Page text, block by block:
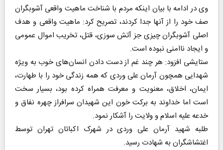
وی در ادامه با بیان اینکه مردم با شناخت ماهیت واقعی آشوبگران
صف خود را از آنها جدا کردند، تصریح کرد: ماهیت واقعی و هدف
اصلی آشوبگران چیزی جز آتش سوزی، قتل، تخریب اموال عمومی
و ایجاد ناامنی نبوده است.
ستایشی افزود: هر چند غم از دست دادن انسان‌های خوب به ویژه
شهدایی همچون آرمان علی وردی که همه زندگی خود را با طهارت،
ایمان، اخلاق، معنویت و معرفت همراه کرده بود، بسیار سخت
است اما خداوند به برکت خون این شهیدان سرافراز چهره نفاق و
خدعه علیه اسلام و ولایت را آشکار نمود.
طلبه شهید آرمان علی وردی در شهرک اکباتان تهران توسط
اغتشاشگران به شهادت رسید.